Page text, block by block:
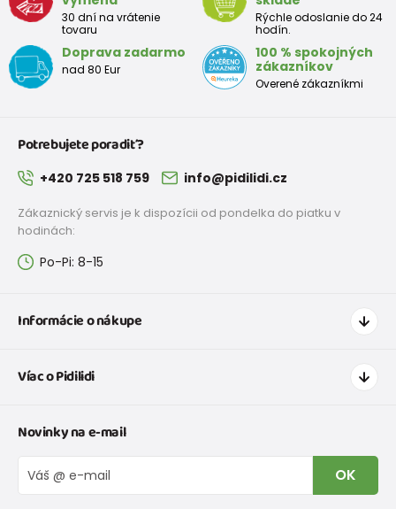
30 dní na vrátenie
tovaru
Rýchle odoslanie do 24
hodín.
Doprava zadarmo
nad 80 Eur
100 % spokojných
zákazníkov
Overené zákazníkmi
Potrebujete poradiť?
+420 725 518 759 info@pidilidi.cz
Zákaznický servis je k dispozícii od pondelka do piatku v
hodinách:
Po-Pi: 8-15
Informácie o nákupe
Doprava a platba
Tabuľka veľkostí obuvi
Vrátenie tovaru a reklamacie
Reklamačný poriadok
Víac o Pidilidi
O nás
Blog
Veľkoobchod PiDiLiDi
Novinky na e-mail
OK